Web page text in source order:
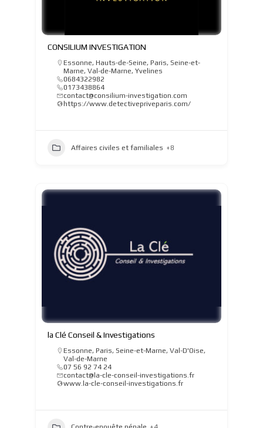
CONSILIUM INVESTIGATION
Essonne, Hauts-de-Seine, Paris, Seine-et-
Marne, Val-de-Marne, Yvelines
0684322982
0173438864
contact@consilium-investigation.com
https://www.detectivepriveparis.com/
Affaires civiles et familiales +8
la Clé Conseil & Investigations
Essonne, Paris, Seine-et-Marne, Val-D'Oise,
Val-de-Marne
07 56 92 74 24
contact@la-cle-conseil-investigations.fr
www.la-cle-conseil-investigations.fr